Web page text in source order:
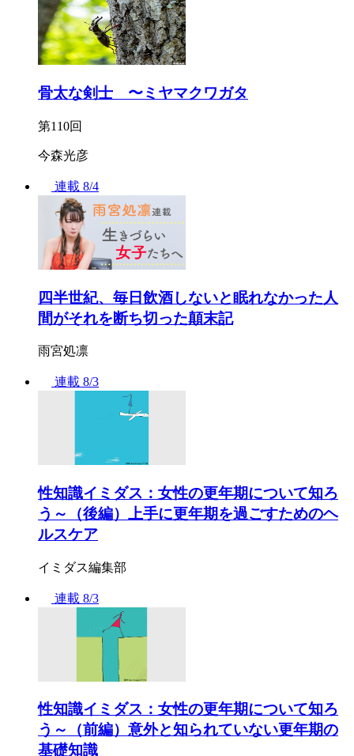
骨太な剣士 〜ミヤマクワガタ
第110回
今森光彦
連載 8/4
四半世紀、毎日飲酒しないと眠れなかった人
間がそれを断ち切った顛末記
雨宮処凛
連載 8/3
性知識イミダス：女性の更年期について知ろ
う～（後編）上手に更年期を過ごすためのヘ
ルスケア
イミダス編集部
連載 8/3
性知識イミダス：女性の更年期について知ろ
う～（前編）意外と知られていない更年期の
基礎知識